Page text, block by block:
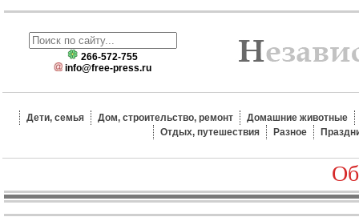
266-572-755
info@free-press.ru
Дети, семья Дом, строительство, ремонт
Домашние животные
Отдых, путешествия
Разное